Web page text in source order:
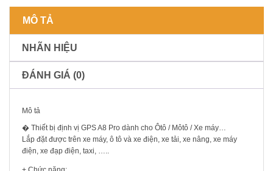
MÔ TẢ
NHÃN HIỆU
ĐÁNH GIÁ (0)
Mô tả
� Thiết bị định vị GPS A8 Pro dành cho Ôtô / Môtô / Xe máy…
Lắp đặt được trên xe máy, ô tô và xe điện, xe tải, xe nâng, xe máy
điện, xe đạp điện, taxi, …..